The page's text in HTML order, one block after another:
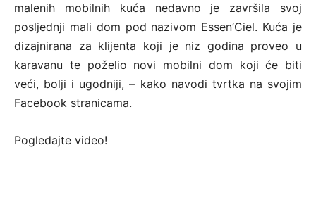
malenih mobilnih kuća nedavno je završila svoj
posljednji mali dom pod nazivom Essen’Ciel. Kuća je
dizajnirana za klijenta koji je niz godina proveo u
karavanu te poželio novi mobilni dom koji će biti
veći, bolji i ugodniji, – kako navodi tvrtka na svojim
Facebook stranicama.
Pogledajte video!